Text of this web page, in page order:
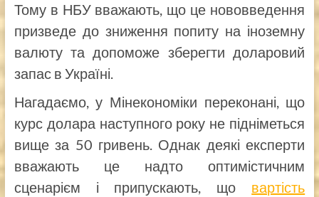
Тому в НБУ вважають, що це нововведення
призведе до зниження попиту на іноземну
валюту та допоможе зберегти доларовий
запас в Україні.
Нагадаємо, у Мінекономіки переконані, що
курс долара наступного року не підніметься
вище за 50 гривень. Однак деякі експерти
вважають це надто оптимістичним
сценарієм і припускають, що вартість